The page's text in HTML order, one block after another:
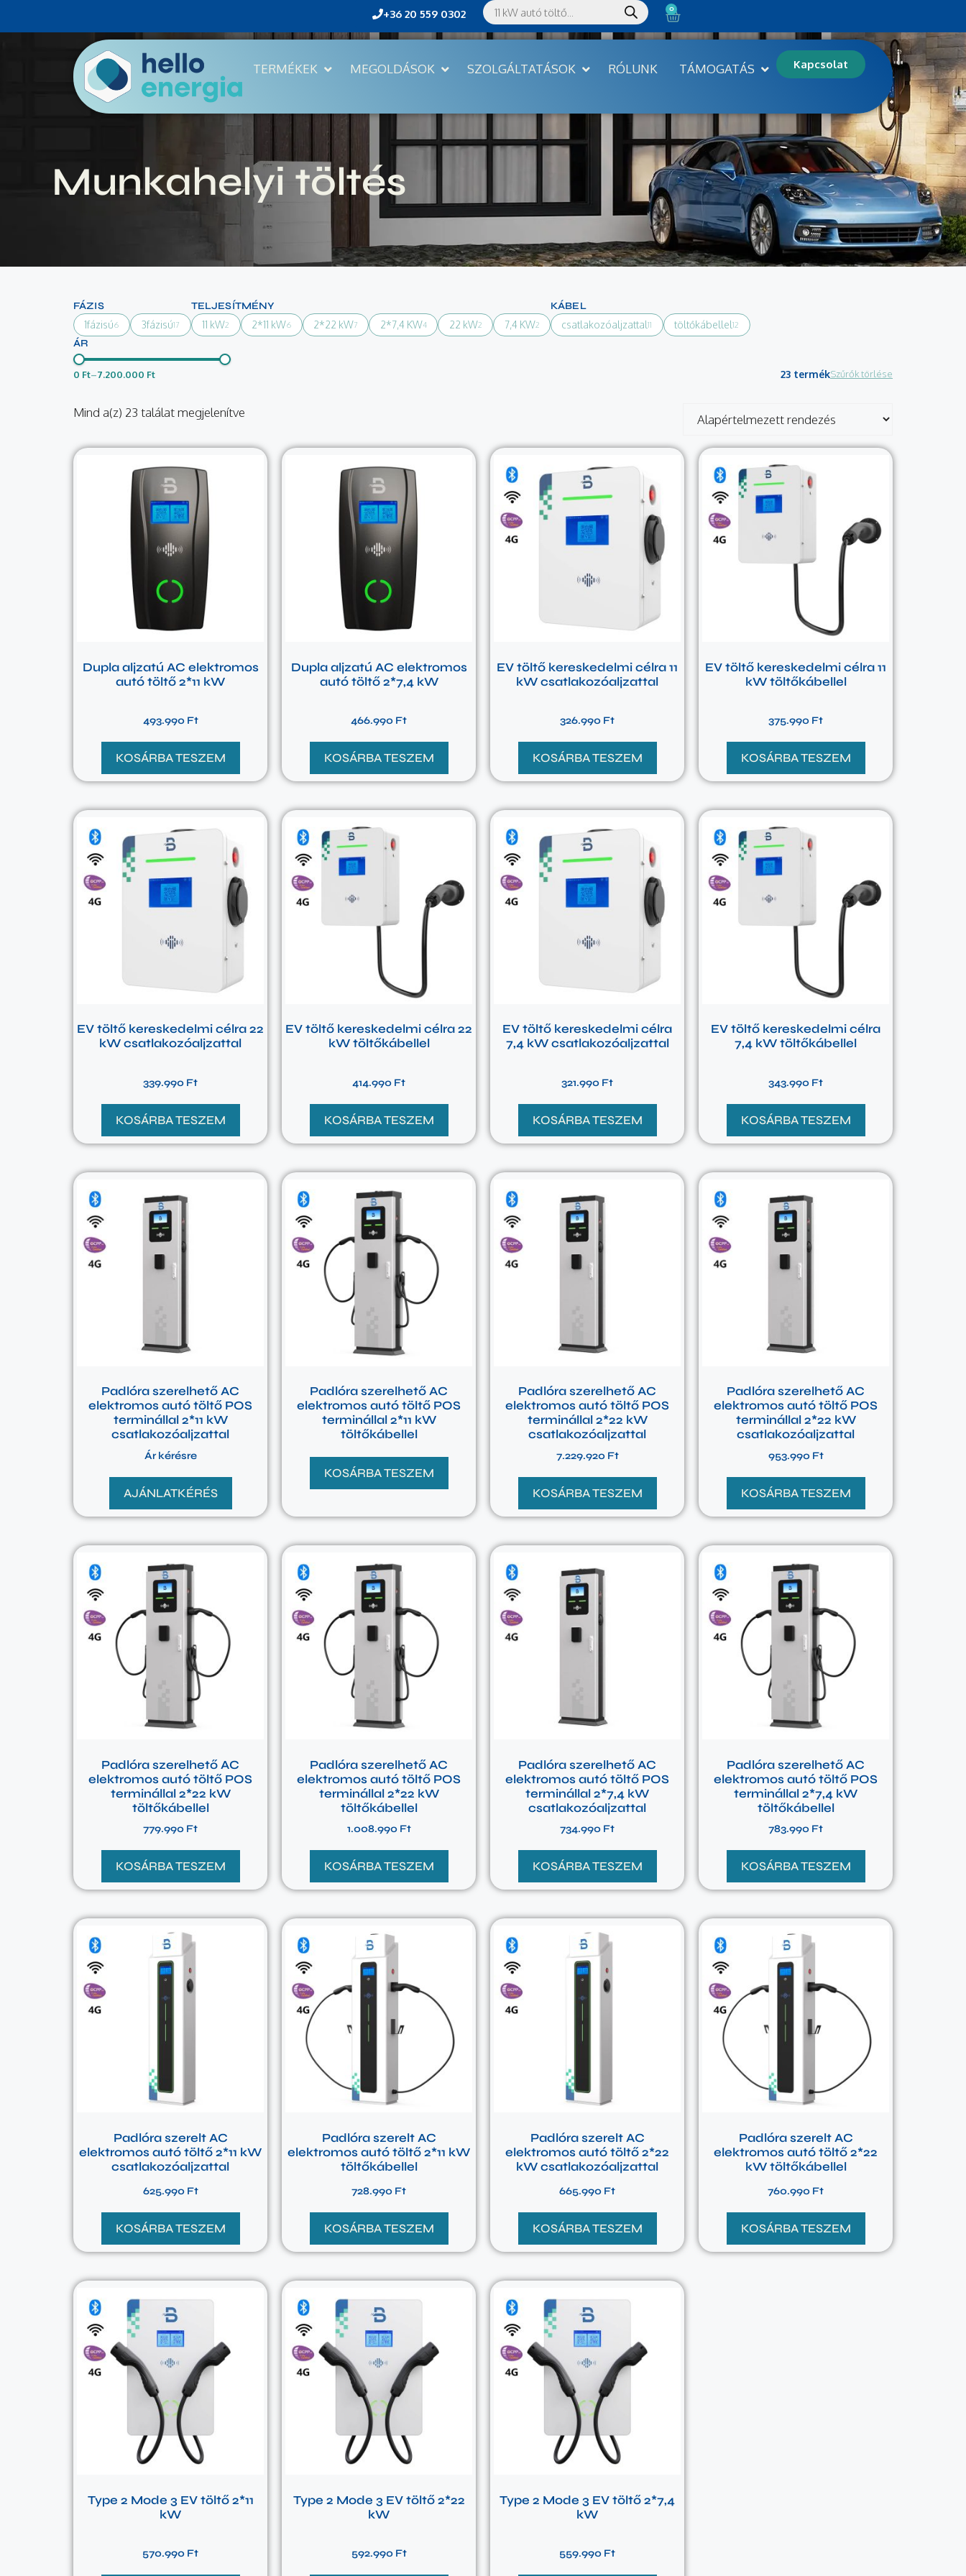
+36 20 559 0302 0
TERMÉKEK MEGOLDÁSOK SZOLGÁLTATÁSOK RÓLUNK TÁMOGATÁS Kapcsolat
Munkahelyi töltés
FÁZIS
1fázisú6 3fázisú17
TELJESÍTMÉNY
11 kW2 2*11 kW6 2*22 kW7 2*7,4 KW4 22 kW2 7,4 KW2
KÁBEL
csatlakozóaljzattal11 töltőkábellel12
ÁR
0 Ft–7.200.000 Ft 23 termékSzűrők törlése
Mind a(z) 23 találat megjelenítve
Dupla aljzatú AC elektromos
autó töltő 2*11 kW
493.990 Ft
KOSÁRBA TESZEM
Dupla aljzatú AC elektromos
autó töltő 2*7,4 kW
466.990 Ft
KOSÁRBA TESZEM
EV töltő kereskedelmi célra 11
kW csatlakozóaljzattal
326.990 Ft
KOSÁRBA TESZEM
EV töltő kereskedelmi célra 11
kW töltőkábellel
375.990 Ft
KOSÁRBA TESZEM
EV töltő kereskedelmi célra 22
kW csatlakozóaljzattal
339.990 Ft
KOSÁRBA TESZEM
EV töltő kereskedelmi célra 22
kW töltőkábellel
414.990 Ft
KOSÁRBA TESZEM
EV töltő kereskedelmi célra
7,4 kW csatlakozóaljzattal
321.990 Ft
KOSÁRBA TESZEM
EV töltő kereskedelmi célra
7,4 kW töltőkábellel
343.990 Ft
KOSÁRBA TESZEM
Padlóra szerelhető AC
elektromos autó töltő POS
terminállal 2*11 kW
csatlakozóaljzattal
Ár kérésre
AJÁNLATKÉRÉS
Padlóra szerelhető AC
elektromos autó töltő POS
terminállal 2*11 kW
töltőkábellel
KOSÁRBA TESZEM
Padlóra szerelhető AC
elektromos autó töltő POS
terminállal 2*22 kW
csatlakozóaljzattal
7.229.920 Ft
KOSÁRBA TESZEM
Padlóra szerelhető AC
elektromos autó töltő POS
terminállal 2*22 kW
csatlakozóaljzattal
953.990 Ft
KOSÁRBA TESZEM
Padlóra szerelhető AC
elektromos autó töltő POS
terminállal 2*22 kW
töltőkábellel
779.990 Ft
KOSÁRBA TESZEM
Padlóra szerelhető AC
elektromos autó töltő POS
terminállal 2*22 kW
töltőkábellel
1.008.990 Ft
KOSÁRBA TESZEM
Padlóra szerelhető AC
elektromos autó töltő POS
terminállal 2*7,4 kW
csatlakozóaljzattal
734.990 Ft
KOSÁRBA TESZEM
Padlóra szerelhető AC
elektromos autó töltő POS
terminállal 2*7,4 kW
töltőkábellel
783.990 Ft
KOSÁRBA TESZEM
Padlóra szerelt AC
elektromos autó töltő 2*11 kW
csatlakozóaljzattal
625.990 Ft
KOSÁRBA TESZEM
Padlóra szerelt AC
elektromos autó töltő 2*11 kW
töltőkábellel
728.990 Ft
KOSÁRBA TESZEM
Padlóra szerelt AC
elektromos autó töltő 2*22
kW csatlakozóaljzattal
665.990 Ft
KOSÁRBA TESZEM
Padlóra szerelt AC
elektromos autó töltő 2*22
kW töltőkábellel
760.990 Ft
KOSÁRBA TESZEM
Type 2 Mode 3 EV töltő 2*11
kW
570.990 Ft
Type 2 Mode 3 EV töltő 2*22
kW
592.990 Ft
Type 2 Mode 3 EV töltő 2*7,4
kW
559.990 Ft